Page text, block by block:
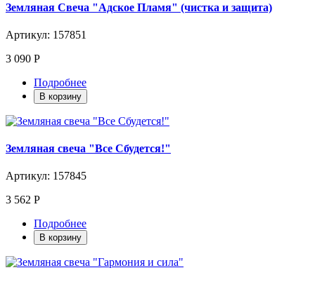
Земляная Свеча "Адское Пламя" (чистка и защита)
Артикул: 157851
3 090 Р
Подробнее
В корзину
Земляная свеча "Все Сбудется!"
Артикул: 157845
3 562 Р
Подробнее
В корзину